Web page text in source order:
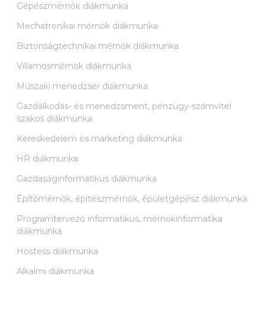
Gépészmérnök diákmunka
Mechatronikai mérnök diákmunka
Biztonságtechnikai mérnök diákmunka
Villamosmérnök diákmunka
Műszaki menedzser diákmunka
Gazdálkodás- és menedzsment, pénzügy-számvitel
szakos diákmunka
Kereskedelem és marketing diákmunka
HR diákmunka
Gazdaságinformatikus diákmunka
Építőmérnök, építészmérnök, épületgépész diákmunka
Programtervező informatikus, mérnökinformatika
diákmunka
Hostess diákmunka
Alkalmi diákmunka